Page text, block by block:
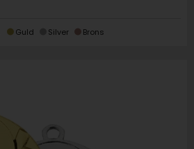
Guld Silver Brons